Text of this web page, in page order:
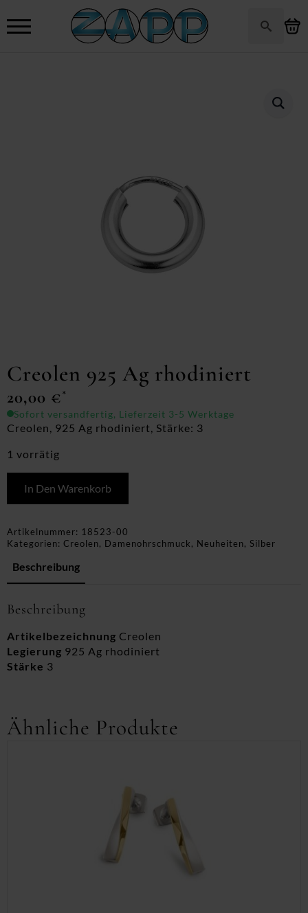
Creolen 925 Ag rhodiniert
20,00 €*
Sofort versandfertig, Lieferzeit 3-5 Werktage
Creolen, 925 Ag rhodiniert, Stärke: 3
1 vorrätig
In Den Warenkorb
Artikelnummer: 18523-00
Kategorien: Creolen, Damenohrschmuck, Neuheiten, Silber
Beschreibung
Beschreibung
Artikelbezeichnung Creolen
Legierung 925 Ag rhodiniert
Stärke 3
Ähnliche Produkte